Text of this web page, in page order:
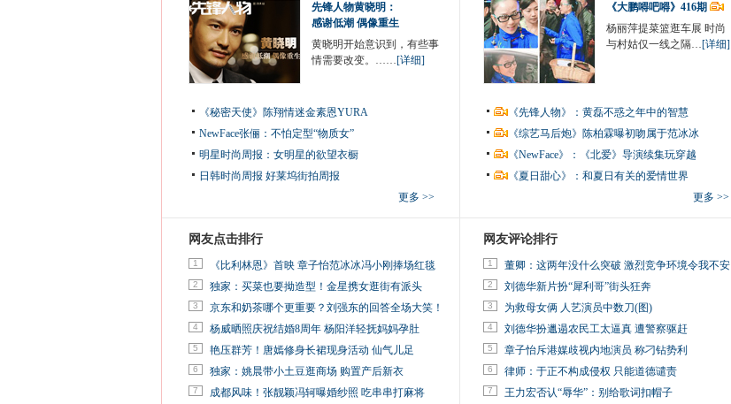
先锋人物黄晓明：
感谢低潮 偶像重生
黄晓明开始意识到，有些事
情需要改变。……[详细]
《秘密天使》陈翔情迷金素恩YURA
NewFace张俪：不怕定型“物质女”
明星时尚周报：女明星的欲望衣橱
日韩时尚周报 好莱坞街拍周报
更多 >>
《大鹏嘚吧嘚》416期
杨丽萍提菜篮逛车展 时尚
与村姑仅一线之隔…[详细]
《先锋人物》：黄磊不惑之年中的智慧
《综艺马后炮》陈柏霖曝初吻属于范冰冰
《NewFace》：《北爱》导演续集玩穿越
《夏日甜心》：和夏日有关的爱情世界
更多 >>
网友点击排行
1 《比利林恩》首映 章子怡范冰冰冯小刚捧场红毯
2 独家：买菜也要拗造型！金星携女逛街有派头
3 京东和奶茶哪个更重要？刘强东的回答全场大笑！
4 杨威晒照庆祝结婚8周年 杨阳洋轻抚妈妈孕肚
5 艳压群芳！唐嫣修身长裙现身活动 仙气儿足
6 独家：姚晨带小土豆逛商场 购置产后新衣
7 成都风味！张靓颖冯轲曝婚纱照 吃串串打麻将
网友评论排行
1 董卿：这两年没什么突破 激烈竞争环境令我不安
2 刘德华新片扮“犀利哥”街头狂奔
3 为救母女俩 人艺演员中数刀(图)
4 刘德华扮邋遢农民工太逼真 遭警察驱赶
5 章子怡斥港媒歧视内地演员 称刁钻势利
6 律师：于正不构成侵权 只能道德谴责
7 王力宏否认“辱华”：别给歌词扣帽子